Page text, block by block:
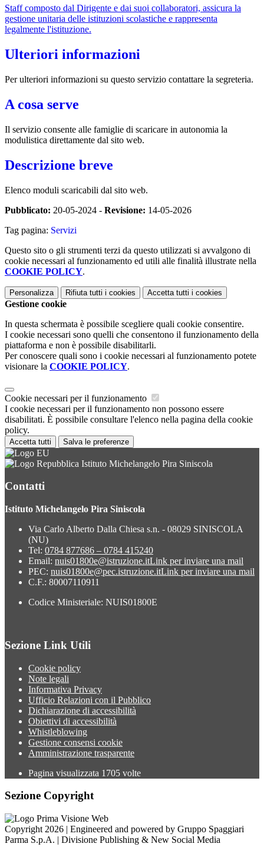
Staff composto dal Dirigente e dai suoi collaboratori, assicura la
gestione unitaria delle istituzioni scolastiche e rappresenta
legalmente l'istituzione.
Ulteriori informazioni
Per ulteriori informazioni su questo servizio contattare la segreteria.
A cosa serve
Il servizio consente alle famiglie di scaricare in autonomia la
modulistica direttamente dal sito web.
Descrizione breve
Elenco moduli scaricabili dal sito web.
Pubblicato: 20-05-2024 - Revisione: 14-05-2026
Tag pagina: Servizi
Questo sito o gli strumenti terzi da questo utilizzati si avvalgono di
cookie necessari al funzionamento ed utili alle finalità illustrate nella
COOKIE POLICY.
Personalizza Rifiuta tutti i cookies Accetta tutti i cookies
Gestione cookie
In questa schermata è possibile scegliere quali cookie consentire.
I cookie necessari sono quelli che consentono il funzionamento della
piattaforma e non è possibile disabilitarli.
Per conoscere quali sono i cookie necessari al funzionamento potete
visionare la COOKIE POLICY.
Cookie necessari per il funzionamento
I cookie necessari per il funzionamento non possono essere
disabilitati. È possibile consultare l'elenco nella pagina della cookie
policy.
Accetta tutti Salva le preferenze
Istituto Michelangelo Pira Siniscola
Contatti
Istituto Michelangelo Pira Siniscola
Via Carlo Alberto Dalla Chiesa s.n. - 08029 SINISCOLA
(NU)
Tel: 0784 877686 – 0784 415240
Email: nuis01800e@istruzione.itLink per inviare una mail
PEC: nuis01800e@pec.istruzione.itLink per inviare una mail
C.F.: 80007110911
Codice Ministeriale: NUIS01800E
Sezione Link Utili
Cookie policy
Note legali
Informativa Privacy
Ufficio Relazioni con il Pubblico
Dichiarazione di accessibilità
Obiettivi di accessibilità
Whistleblowing
Gestione consensi cookie
Amministrazione trasparente
Pagina visualizzata 1705 volte
Sezione Copyright
Copyright 2026 | Engineered and powered by Gruppo Spaggiari
Parma S.p.A. | Divisione Publishing & New Social Media